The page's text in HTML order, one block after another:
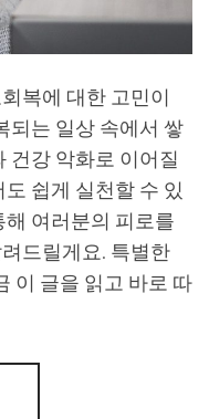
복에 대한 고민이
되는 일상 속에서 쌓
건강 악화로 이어질
쉽게 실천할 수 있
여러분의 피로를
드릴게요. 특별한
이 글을 읽고 바로 따